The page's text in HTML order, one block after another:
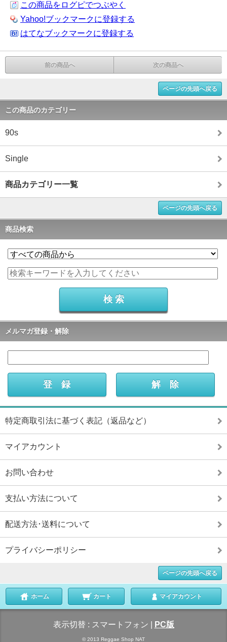
この商品をログピでつぶやく
Yahoo!ブックマークに登録する
はてなブックマークに登録する
前の商品へ 次の商品へ
ページの先頭へ戻る
この商品のカテゴリー
90s
Single
商品カテゴリー一覧
ページの先頭へ戻る
商品検索
メルマガ登録・解除
特定商取引法に基づく表記（返品など）
マイアカウント
お問い合わせ
支払い方法について
配送方法･送料について
プライバシーポリシー
ページの先頭へ戻る
ホーム カート マイアカウント
表示切替 : スマートフォン PC版
© 2013 Reggae Shop NAT